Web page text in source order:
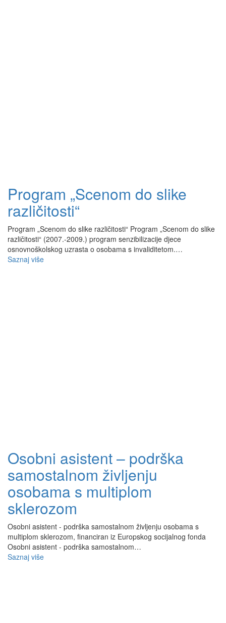
Program „Scenom do slike
različitosti“
Program „Scenom do slike različitosti“ Program „Scenom do slike
različitosti“ (2007.-2009.) program senzibilizacije djece
osnovnoškolskog uzrasta o osobama s invaliditetom.…
Saznaj više
Osobni asistent – podrška
samostalnom življenju
osobama s multiplom
sklerozom
Osobni asistent - podrška samostalnom življenju osobama s
multiplom sklerozom, financiran iz Europskog socijalnog fonda
Osobni asistent - podrška samostalnom…
Saznaj više